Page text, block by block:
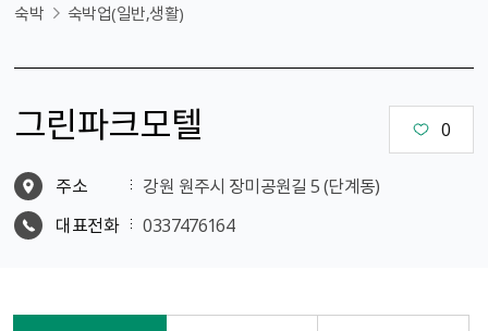
숙박 숙박업(일반,생활)
그린파크모텔 0
주소
강원 원주시 장미공원길 5 (단계동)
대표전화
0337476164